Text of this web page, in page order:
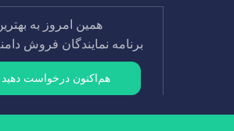
همین امروز به
برنامه نمایندگان فروش
هم‌اکنون درخواست